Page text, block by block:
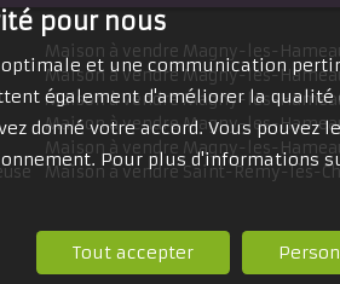
Maison à vendre Magny-les-
Maison à vendre Magny-les-
Maison à vendre Magny-les-
Maison à vendre Magny-les-
Maison à vendre Magny-les-
Maison à vendre Saint-Rémy-lès-
pour nous
et une communication
également d'améliorer la
donné votre accord. Vous
Pour plus d'informations
Tout accepter